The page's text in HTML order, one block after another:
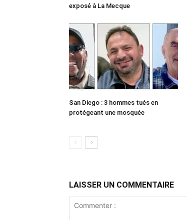
exposé à La Mecque
San Diego : 3 hommes tués en
protégeant une mosquée
LAISSER UN COMMENTAIRE